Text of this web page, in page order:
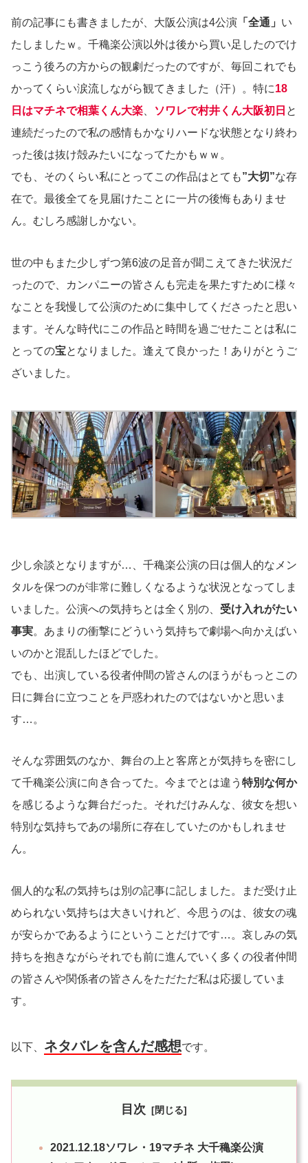
前の記事にも書きましたが、大阪公演は4公演 「全通」 い
たしましたｗ。千穐楽公演以外は後から買い足したのでけ
っこう後ろの方からの観劇だったのですが、毎回これでも
かってくらい涙流しながら観てきました（汗）。特に18
日はマチネで相葉くん大楽
ソワレで村井くん大阪初日 と
連続だったので私の感情もかなりハードな状態となり終わ
った後は抜け殻みたいになってたかもｗｗ。
でも、そのくらい私にとってこの作品はとても”大切”な存
在で。最後全てを見届けたことに一片の後悔もありませ
ん。むしろ感謝しかない。
世の中もまた少しずつ第6波の足音が聞こえてきた状況だ
ったので、カンパニーの皆さんも完走を果たすために様々
なことを我慢して公演のために集中してくださったと思い
ます。そんな時代にこの作品と時間を過ごせたことは私に
とっての宝となりました。逢えて良かった！ありがとうご
ざいました。
少し余談となりますが…、千穐楽公演の日は個人的なメン
タルを保つのが非常に難しくなるような状況となってしま
いました。公演への気持ちとは全く別の、 受け入れがたい
事実。あまりの衝撃にどういう気持ちで劇場へ向かえばい
いのかと混乱したほどでした。
でも、出演している役者仲間の皆さんのほうがもっとこの
日に舞台に立つことを戸惑われたのではないかと思いま
す…。
そんな雰囲気のなか、舞台の上と客席とが気持ちを密にし
て千穐楽公演に向き合ってた。今までとは違う 特別な何か
を感じるような舞台だった。それだけみんな、彼女を想い
特別な気持ちであの場所に存在していたのかもしれませ
ん。
個人的な私の気持ちは別の記事に記しました。まだ受け止
められない気持ちは大きいけれど、今思うのは、彼女の魂
が安らかであるようにということだけです…。哀しみの気
持ちを抱きながらそれでも前に進んでいく多くの役者仲間
の皆さんや関係者の皆さんをただただ私は応援していま
す。
以下、 ネタバレを含んだ感想です。
目次
2021.12.18ソワレ・19マチネ 大千穐楽公演